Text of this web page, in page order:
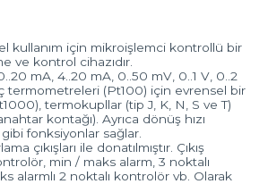
kullanım için mikroişlemci kontrollü bir
ve kontrol cihazıdır.
mA, 4..20 mA, 0..50 mV, 0..1 V, 0..2
termometreleri (Pt100) için evrensel bir
termokupllar (tip J, K, N, S ve T)
kontağı). Ayrıca dönüş hızı
gibi fonksiyonlar sağlar.
çıkışları ile donatılmıştır. Çıkış
min / maks alarm, 3 noktalı
alarmlı 2 noktalı kontrolör vb. Olarak